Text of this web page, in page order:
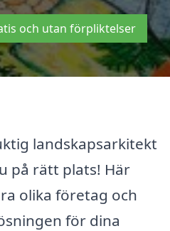
och utan förpliktelser
landskapsarkitekt
på rätt plats! Här
olika företag och
för dina